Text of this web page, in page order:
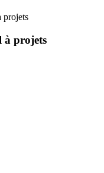
projets
à projets